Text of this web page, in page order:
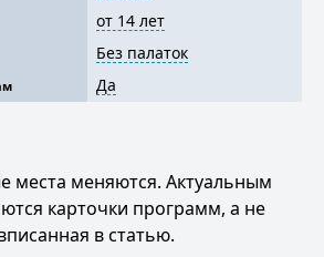
от 14 лет
Без палаток
Да
места меняются. Актуальным
карточки программ, а не
в статью.